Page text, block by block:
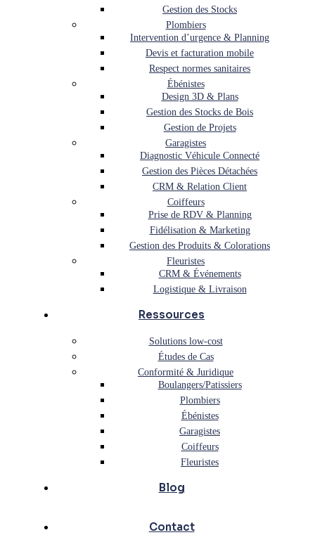
Gestion des Stocks
Plombiers
Intervention d’urgence & Planning
Devis et facturation mobile
Respect normes sanitaires
Ébénistes
Design 3D & Plans
Gestion des Stocks de Bois
Gestion de Projets
Garagistes
Diagnostic Véhicule Connecté
Gestion des Pièces Détachées
CRM & Relation Client
Coiffeurs
Prise de RDV & Planning
Fidélisation & Marketing
Gestion des Produits & Colorations
Fleuristes
CRM & Événements
Logistique & Livraison
Ressources
Solutions low-cost
Études de Cas
Conformité & Juridique
Boulangers/Patissiers
Plombiers
Ébénistes
Garagistes
Coiffeurs
Fleuristes
Blog
Contact